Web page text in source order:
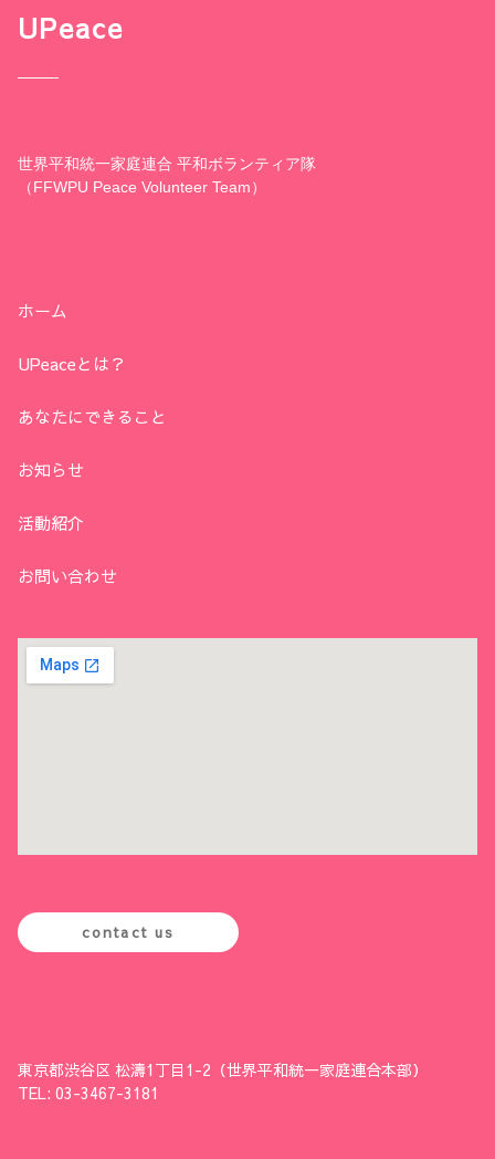
UPeace
世界平和統一家庭連合 平和ボランティア隊
（FFWPU Peace Volunteer Team）
ホーム
UPeaceとは？
あなたにできること
お知らせ
活動紹介
お問い合わせ
contact us
東京都渋谷区 松濤1丁目1-2（世界平和統一家庭連合本部）
TEL: 03-3467-3181